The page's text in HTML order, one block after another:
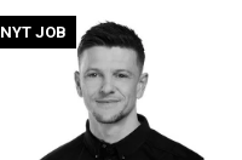
NYT JOB